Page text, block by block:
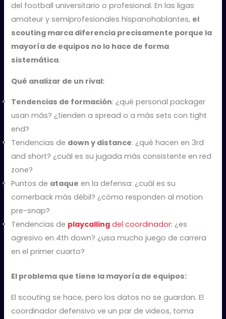
del football universitario o profesional. En las ligas
amateur y semiprofesionales hispanohablantes, el
scouting marca diferencia precisamente porque la
mayoría de equipos no lo hace de forma
sistemática.
Qué analizar de un rival:
Tendencias de formación: ¿qué personal packager
usan más? ¿tienden a spread o a más sets con tight
end?
Tendencias de down y distance: ¿qué hacen en 3rd
and short? ¿cuál es su jugada más consistente en red
zone?
Puntos de ataque en la defensa: ¿cuál es su
cornerback más débil? ¿cómo responden al motion
pre-snap?
Tendencias de playcalling del coordinador: ¿es
agresivo en 4th down? ¿usa mucho juego de carrera
en el primer cuarto?
El problema que tiene la mayoría de equipos:
El scouting se hace, pero los datos no se guardan. El
coordinador defensivo ve un par de videos, toma